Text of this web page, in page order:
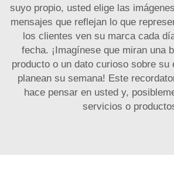
suyo propio, usted elige las
mensajes que reflejan lo que
los clientes ven su marca cada
fecha. ¡Imagínese que miran una
producto o un dato curioso sobre su
planean su semana! Este
hace pensar en usted y,
servicios o